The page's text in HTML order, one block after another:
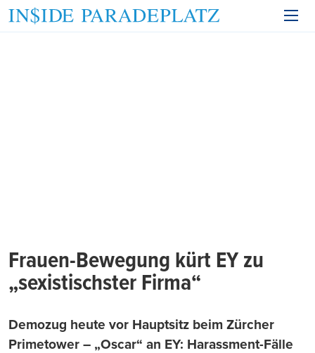
Frauen-Bewegung kürt EY zu
„sexistischster Firma“
Demozug heute vor Hauptsitz beim Zürcher
Primetower – „Oscar“ an EY: Harassment-Fälle